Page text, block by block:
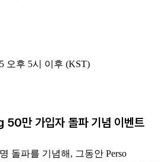
오후 5시 이후 (KST)
만 가입자 돌파 기념 이벤트
돌파를 기념해, 그동안 Perso